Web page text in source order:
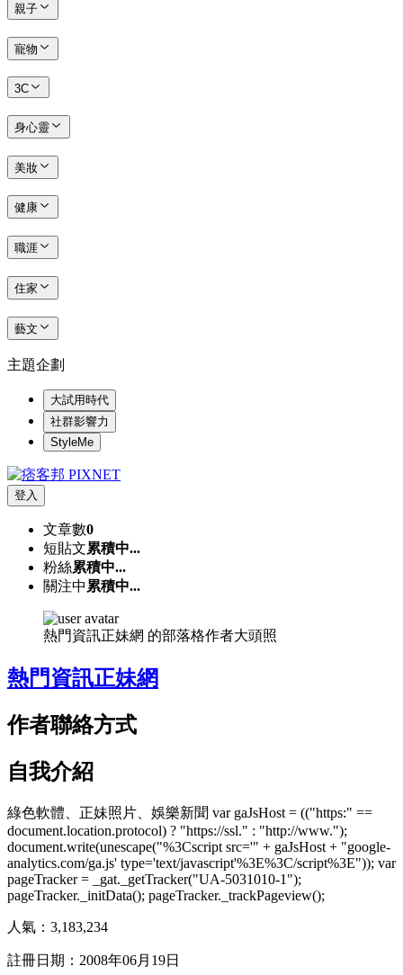
親子
寵物
3C
身心靈
美妝
健康
職涯
住家
藝文
主題企劃
大試用時代
社群影響力
StyleMe
登入
文章數0
短貼文累積中...
粉絲累積中...
關注中 累積中...
熱門資訊正妹網 的部落格作者大頭照
熱門資訊正妹網
作者聯絡方式
自我介紹
綠色軟體、正妹照片、娛樂新聞 var gaJsHost = (("https:" ==
document.location.protocol) ? "https://ssl." : "http://www.");
document.write(unescape("%3Cscript src='" + gaJsHost + "google-
analytics.com/ga.js' type='text/javascript'%3E%3C/script%3E")); var
pageTracker = _gat._getTracker("UA-5031010-1");
pageTracker._initData(); pageTracker._trackPageview();
人氣： 3,183,234
註冊日期： 2008年06月19日